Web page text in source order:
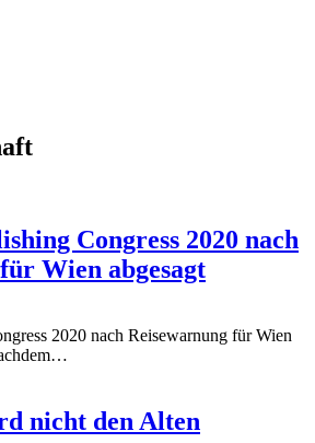
Congress 2020 nach
Wien abgesagt
2020 nach Reisewarnung für Wien
…
nicht den Alten